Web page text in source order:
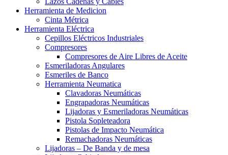
Herramienta de Medicion
Cinta Métrica
Herramienta Eléctrica
Cepillos Eléctricos Industriales
Compresores
Compresores de Aire Libres de Aceite
Esmeriladoras Angulares
Esmeriles de Banco
Herramienta Neumatica
Clavadoras Neumáticas
Engrapadoras Neumáticas
Lijadoras y Esmeriladoras Neumáticas
Pistola Sopleteadora
Pistolas de Impacto Neumática
Remachadoras Neumáticas
Lijadoras – De Banda y de mesa